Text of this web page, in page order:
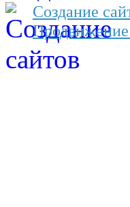
Создание
Продвижение